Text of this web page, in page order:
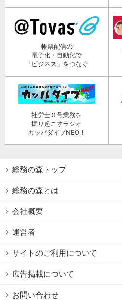
帳票配信の
電子化・自動化で
「ビジネス」をつなぐ
社労士０号業務を
掘り起こすラジオ
カッパダイブNEO！
総務の森トップ
総務の森とは
会社概要
運営者
サイトのご利用について
広告掲載について
お問い合わせ